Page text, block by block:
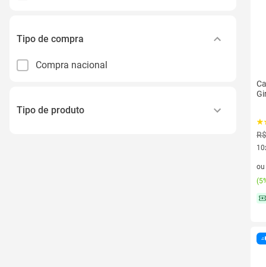
Tipo de compra
Compra nacional
Tipo de produto
ou
(